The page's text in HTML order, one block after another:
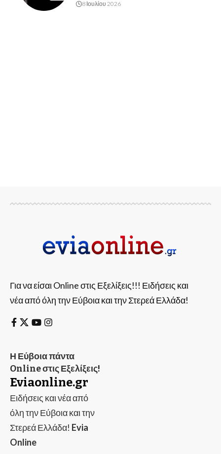
8 Ιουλίου 2026
Για να είσαι Online στις Εξελίξεις!!! Ειδήσεις και
νέα από όλη την Εύβοια και την Στερεά Ελλάδα!
Η Εύβοια πάντα
Online στις Εξελίξεις!
Eviaonline.gr
Ειδήσεις και νέα από
όλη την Εύβοια και την
Στερεά Ελλάδα! Evia
Online